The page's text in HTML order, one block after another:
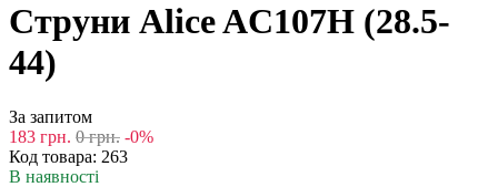
Струни Alice AC107H (28.5-
44)
За запитом
183 грн. 0 грн. -0%
Код товара: 263
В наявності